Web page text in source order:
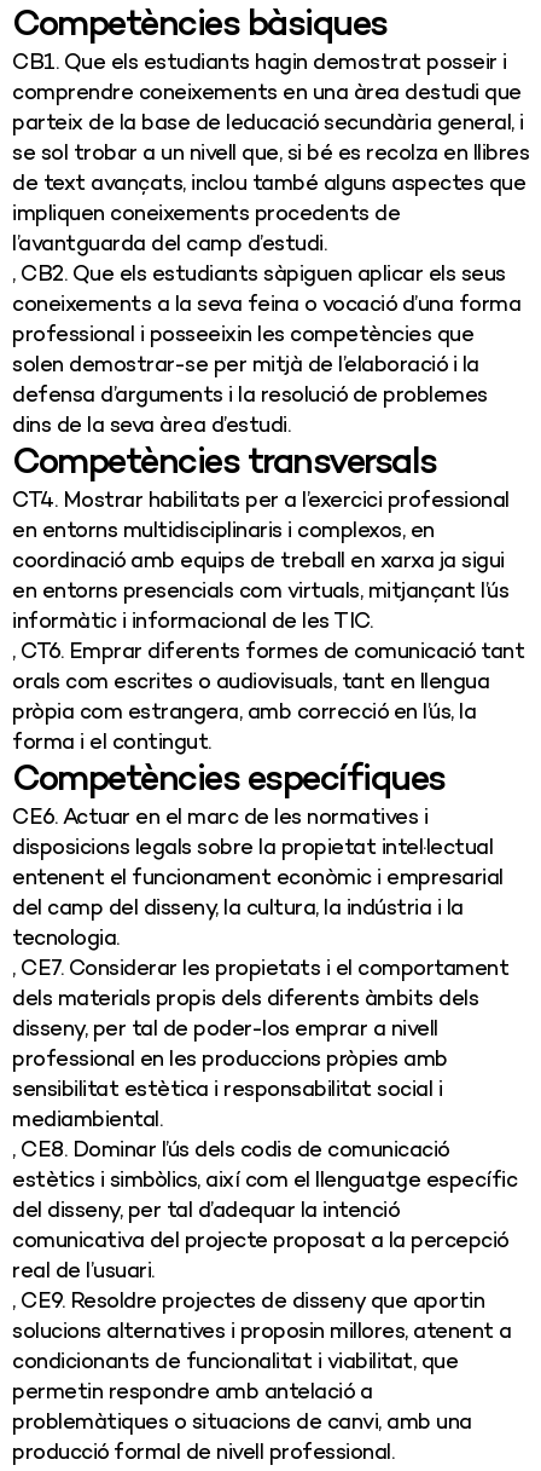
Competències bàsiques
CB1. Que els estudiants hagin demostrat posseir i
comprendre coneixements en una àrea destudi que
parteix de la base de leducació secundària general, i
se sol trobar a un nivell que, si bé es recolza en llibres
de text avançats, inclou també alguns aspectes que
impliquen coneixements procedents de
l’avantguarda del camp d’estudi.
, CB2. Que els estudiants sàpiguen aplicar els seus
coneixements a la seva feina o vocació d’una forma
professional i posseeixin les competències que
solen demostrar-se per mitjà de l’elaboració i la
defensa d’arguments i la resolució de problemes
dins de la seva àrea d’estudi.
Competències transversals
CT4. Mostrar habilitats per a l’exercici professional
en entorns multidisciplinaris i complexos, en
coordinació amb equips de treball en xarxa ja sigui
en entorns presencials com virtuals, mitjançant l’ús
informàtic i informacional de les TIC.
, CT6. Emprar diferents formes de comunicació tant
orals com escrites o audiovisuals, tant en llengua
pròpia com estrangera, amb correcció en l’ús, la
forma i el contingut.
Competències específiques
CE6. Actuar en el marc de les normatives i
disposicions legals sobre la propietat intel·lectual
entenent el funcionament econòmic i empresarial
del camp del disseny, la cultura, la indústria i la
tecnologia.
, CE7. Considerar les propietats i el comportament
dels materials propis dels diferents àmbits dels
disseny, per tal de poder-los emprar a nivell
professional en les produccions pròpies amb
sensibilitat estètica i responsabilitat social i
mediambiental.
, CE8. Dominar l’ús dels codis de comunicació
estètics i simbòlics, així com el llenguatge específic
del disseny, per tal d’adequar la intenció
comunicativa del projecte proposat a la percepció
real de l’usuari.
, CE9. Resoldre projectes de disseny que aportin
solucions alternatives i proposin millores, atenent a
condicionants de funcionalitat i viabilitat, que
permetin respondre amb antelació a
problemàtiques o situacions de canvi, amb una
producció formal de nivell professional.